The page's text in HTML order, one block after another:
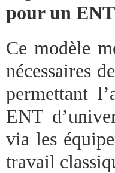
pour un ENT
Ce modèle
nécessaires
permettant
ENT
via les
travail